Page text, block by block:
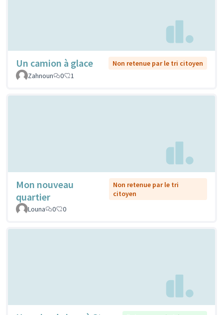
Un camion à glace
Non retenue par le tri citoyen
Zahnoun
0 1
Mon nouveau
quartier
Non retenue par le tri
citoyen
Louna
0 0